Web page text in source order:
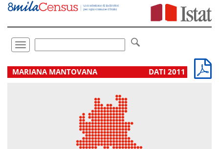
Vai
direttamente
Toggle
navigation
.
MARIANA MANTOVANA DATI 2011